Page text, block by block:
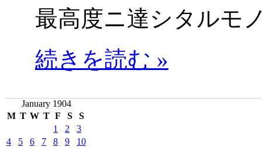
最高度ニ達シタルモ
続きを読む »
January 1904
M T W T F S S
1 2
3
4
5 6 7 8 9
10